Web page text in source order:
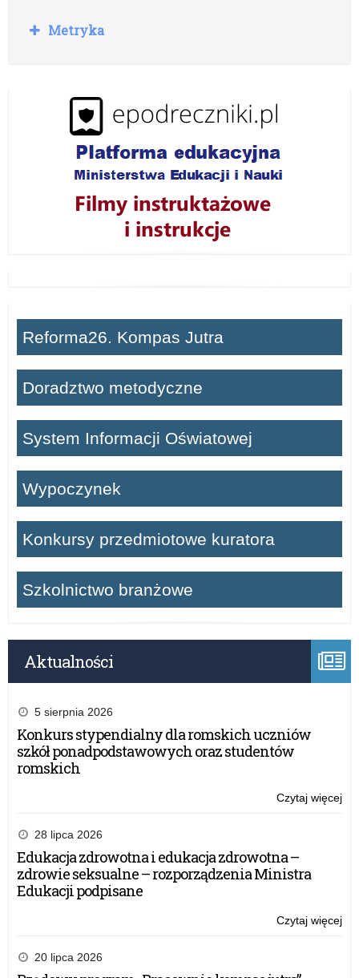
R
o
Metryka
Reforma26. Kompas Jutra
Doradztwo metodyczne
System Informacji Oświatowej
Wypoczynek
Konkursy przedmiotowe kuratora
Szkolnictwo branżowe
Aktualności
5 sierpnia 2026
Konkurs stypendialny dla romskich uczniów
szkół ponadpodstawowych oraz studentów
romskich
Czytaj więcej
28 lipca 2026
Edukacja zdrowotna i edukacja zdrowotna –
zdrowie seksualne – rozporządzenia Ministra
Edukacji podpisane
Czytaj więcej
20 lipca 2026